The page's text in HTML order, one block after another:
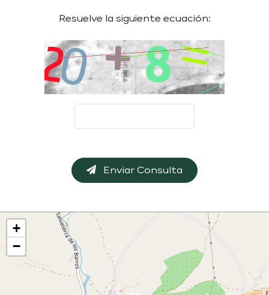
Resuelve la siguiente ecuación:
Enviar Consulta
+
−